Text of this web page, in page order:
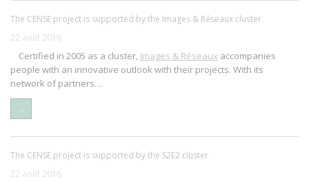
The CENSE project is supported by the Images & Réseaux cluster
22 août 2016
Certified in 2005 as a cluster, Images & Réseaux accompanies
people with an innovative outlook with their projects. With its
network of partners…
...
The CENSE project is supported by the S2E2 cluster
22 août 2016